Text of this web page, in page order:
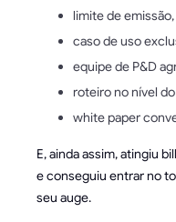
limite de emissão,
caso de uso
equipe de P&D
roteiro no nível
white paper
E, ainda assim, atingiu
e conseguiu entrar no
seu auge.